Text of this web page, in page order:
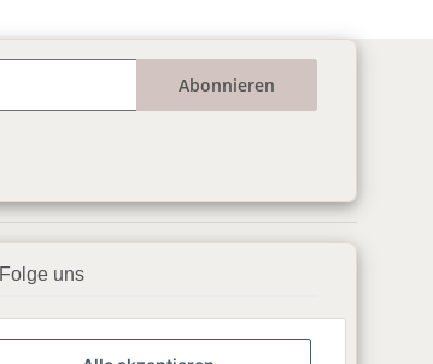
Abonnieren
Folge uns
▶️ YouTube